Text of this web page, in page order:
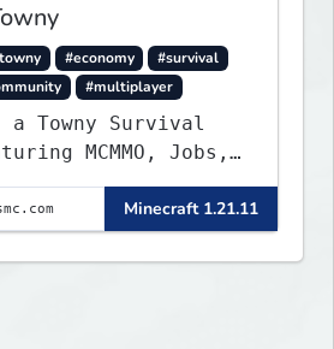
#economy
#survival
#multiplayer
a Towny Survival
MCMMO, Jobs,
and
We focus on a
balanced
long-term
Minecraft 1.21.11